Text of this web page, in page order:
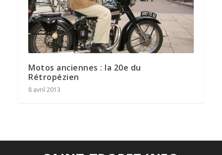
Motos anciennes : la 20e du
Rétropézien
8 avril 2013